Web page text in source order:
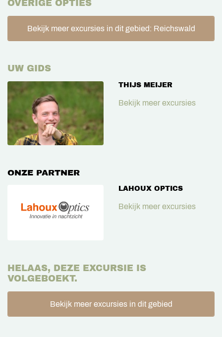
OVERIGE OPTIES
Bekijk meer excursies in dit gebied: Reichswald
UW GIDS
THIJS MEIJER
Bekijk meer excursies
ONZE PARTNER
LAHOUX OPTICS
Bekijk meer excursies
HELAAS, DEZE EXCURSIE IS
VOLGEBOEKT.
Bekijk meer excursies in dit gebied